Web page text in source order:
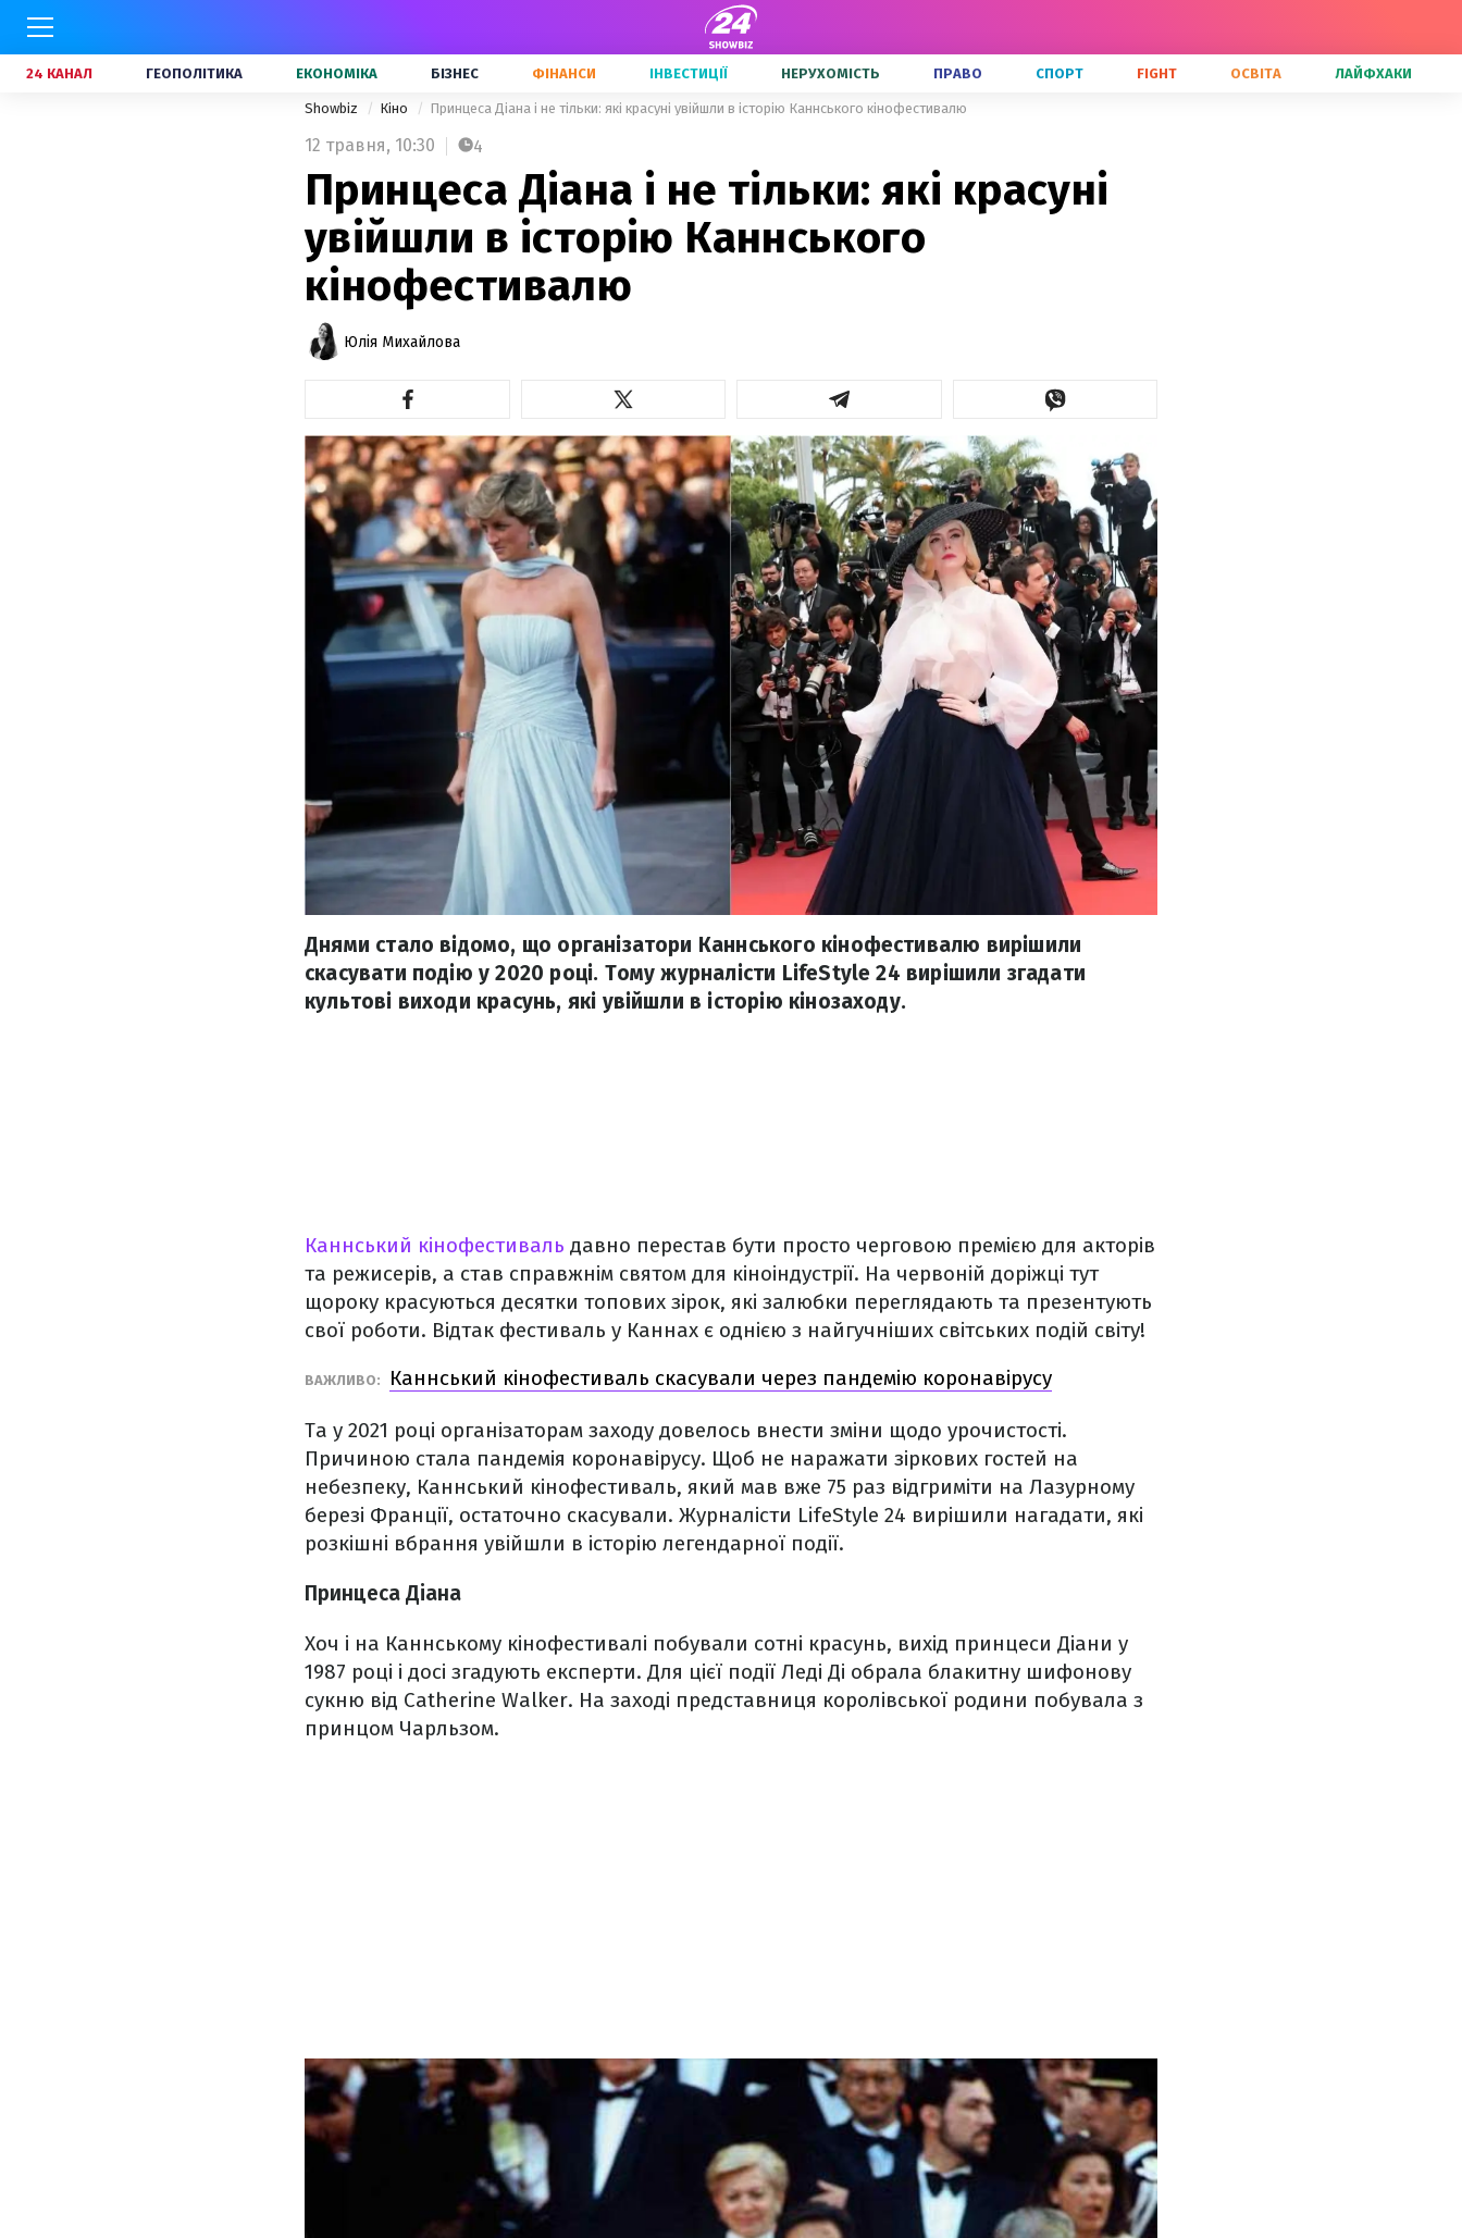
24 КАНАЛ ГЕОПОЛІТИКА ЕКОНОМІКА БІЗНЕС ФІНАНСИ ІНВЕСТИЦІЇ НЕРУХОМІСТЬ ПРАВО СПОРТ FIGHT ОСВІТА ЛАЙФХАКИ
Showbiz Кіно Принцеса Діана і не тільки: які красуні увійшли в історію Каннського кінофестивалю
12 травня, 10:30 4
Принцеса Діана і не тільки: які красуні
увійшли в історію Каннського
кінофестивалю
Юлія Михайлова
Днями стало відомо, що організатори Каннського кінофестивалю вирішили
скасувати подію у 2020 році. Тому журналісти LifeStyle 24 вирішили згадати
культові виходи красунь, які увійшли в історію кінозаходу.
Каннський кінофестиваль давно перестав бути просто черговою премією для акторів
та режисерів, а став справжнім святом для кіноіндустрії. На червоній доріжці тут
щороку красуються десятки топових зірок, які залюбки переглядають та презентують
свої роботи. Відтак фестиваль у Каннах є однією з найгучніших світських подій світу!
ВАЖЛИВО: Каннський кінофестиваль скасували через пандемію коронавірусу
Та у 2021 році організаторам заходу довелось внести зміни щодо урочистості.
Причиною стала пандемія коронавірусу. Щоб не наражати зіркових гостей на
небезпеку, Каннський кінофестиваль, який мав вже 75 раз відгриміти на Лазурному
березі Франції, остаточно скасували. Журналісти LifeStyle 24 вирішили нагадати, які
розкішні вбрання увійшли в історію легендарної події.
Принцеса Діана
Хоч і на Каннському кінофестивалі побували сотні красунь, вихід принцеси Діани у
1987 році і досі згадують експерти. Для цієї події Леді Ді обрала блакитну шифонову
сукню від Catherine Walker. На заході представниця королівської родини побувала з
принцом Чарльзом.